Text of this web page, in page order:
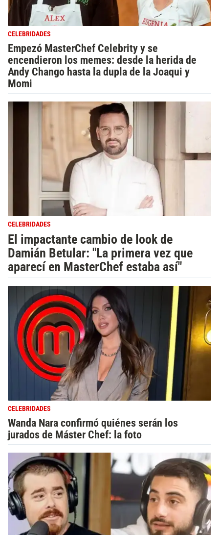
CELEBRIDADES
Empezó MasterChef Celebrity y se
encendieron los memes: desde la herida de
Andy Chango hasta la dupla de la Joaqui y
Momi
CELEBRIDADES
El impactante cambio de look de
Damián Betular: "La primera vez que
aparecí en MasterChef estaba así"
CELEBRIDADES
Wanda Nara confirmó quiénes serán los
jurados de Máster Chef: la foto